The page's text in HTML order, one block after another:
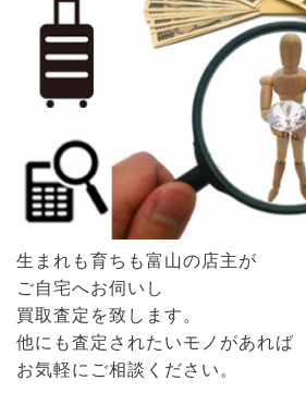
生まれも育ちも富山の店主が
ご自宅へお伺いし
買取査定を致します。
他にも査定されたいモノがあれば
お気軽にご相談ください。